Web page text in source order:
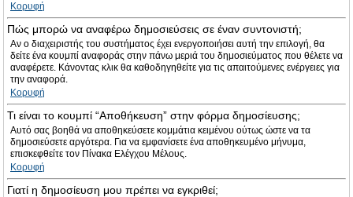
Κορυφή
Πώς μπορώ να αναφέρω δημοσιεύσεις σε έναν συντονιστή;
Αν ο διαχειριστής του συστήματος έχει ενεργοποιήσει αυτή την επιλογή, θα
δείτε ένα κουμπί αναφοράς στην πάνω μεριά του δημοσιεύματος που θέλετε να
αναφέρετε. Κάνοντας κλικ θα καθοδηγηθείτε για τις απαιτούμενες ενέργειες για
την αναφορά.
Κορυφή
Τι είναι το κουμπί “Αποθήκευση” στην φόρμα δημοσίευσης;
Αυτό σας βοηθά να αποθηκεύσετε κομμάτια κειμένου ούτως ώστε να τα
δημοσιεύσετε αργότερα. Για να εμφανίσετε ένα αποθηκευμένο μήνυμα,
επισκεφθείτε τον Πίνακα Ελέγχου Μέλους.
Κορυφή
Γιατί η δημοσίευση μου πρέπει να εγκριθεί;